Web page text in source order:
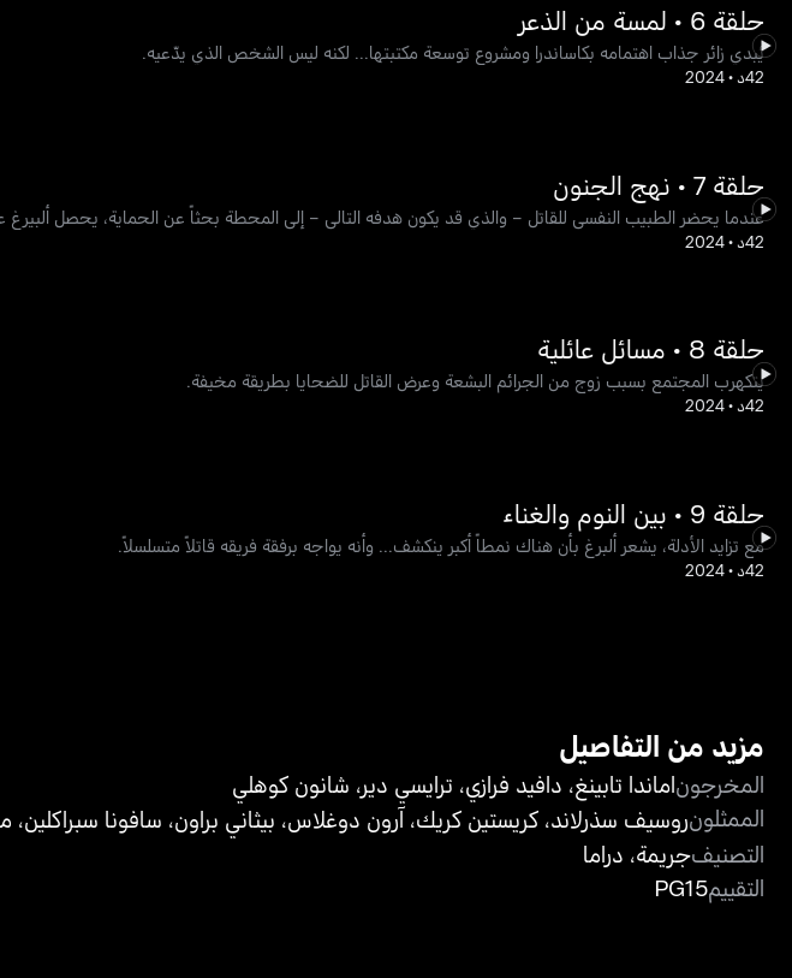
حلقة 6 • لمسة من الذعر
يُبدي زائر جذاب اهتمامه بكاساندرا ومشروع توسعة مكتبتها... لكنه ليس الشخص الذي يدّعيه.
42د •
2024
حلقة 7 • نهج الجنون
عندما يحضر الطبيب النفسي للقاتل – والذي قد يكون هدفه التالي – إلى المحطة بحثاً عن الحماية، يحصل
42د •
2024
حلقة 8 • مسائل عائلية
يتكهرب المجتمع بسبب زوج من الجرائم البشعة وعرض القاتل للضحايا بطريقة مخيفة.
42د •
2024
حلقة 9 • بين النوم والغناء
مع تزايد الأدلة، يشعر ألبرغ بأن هناك نمطاً أكبر ينكشف... وأنه يواجه برفقة فريقه قاتلاً متسلسلاً.
42د •
2024
مزيد من التفاصيل
المخرجوناماندا تابينغ، دافيد فرازي، ترايسي دير، شانون كوهلي
الممثلونروسيف سذرلاند، كريستين كريك،آرون دوغلاس، بيثاني براون، سافونا سبراكلين،
التصنيفجريمة، دراما
التقييمPG15